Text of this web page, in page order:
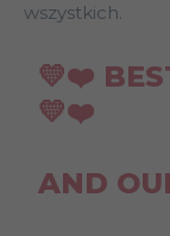
wszystkich.
💛❤️
💛❤️
AND